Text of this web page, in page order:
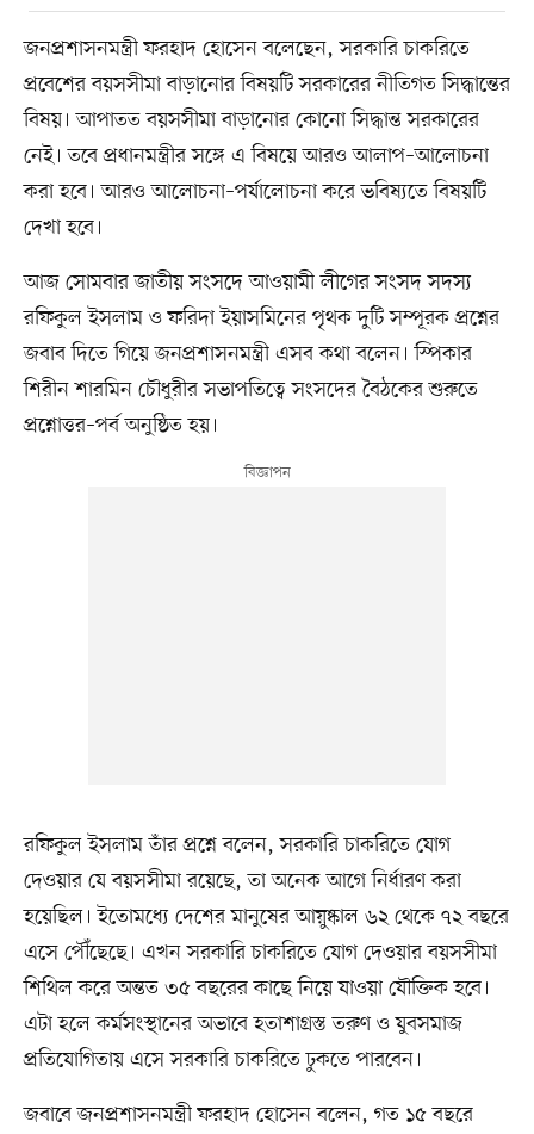
জনপ্রশাসনমন্ত্রী ফরহাদ হোসেন বলেছেন, সরকারি চাকরিতে
প্রবেশের বয়সসীমা বাড়ানোর বিষয়টি সরকারের নীতিগত সিদ্ধান্তের
বিষয়। আপাতত বয়সসীমা বাড়ানোর কোনো সিদ্ধান্ত সরকারের
নেই। তবে প্রধানমন্ত্রীর সঙ্গে এ বিষয়ে আরও আলাপ–আলোচনা
করা হবে। আরও আলোচনা–পর্যালোচনা করে ভবিষ্যতে বিষয়টি
দেখা হবে।
আজ সোমবার জাতীয় সংসদে আওয়ামী লীগের সংসদ সদস্য
রফিকুল ইসলাম ও ফরিদা ইয়াসমিনের পৃথক দুটি সম্পূরক প্রশ্নের
জবাব দিতে গিয়ে জনপ্রশাসনমন্ত্রী এসব কথা বলেন। স্পিকার
শিরীন শারমিন চৌধুরীর সভাপতিত্বে সংসদের বৈঠকের শুরুতে
প্রশ্নোত্তর–পর্ব অনুষ্ঠিত হয়।
রফিকুল ইসলাম তাঁর প্রশ্নে বলেন, সরকারি চাকরিতে যোগ
দেওয়ার যে বয়সসীমা রয়েছে, তা অনেক আগে নির্ধারণ করা
হয়েছিল। ইতোমধ্যে দেশের মানুষের আয়ুষ্কাল ৬২ থেকে ৭২ বছরে
এসে পৌঁছেছে। এখন সরকারি চাকরিতে যোগ দেওয়ার বয়সসীমা
শিথিল করে অন্তত ৩৫ বছরের কাছে নিয়ে যাওয়া যৌক্তিক হবে।
এটা হলে কর্মসংস্থানের অভাবে হতাশাগ্রস্ত তরুণ ও যুবসমাজ
প্রতিযোগিতায় এসে সরকারি চাকরিতে ঢুকতে পারবেন।
জবাবে জনপ্রশাসনমন্ত্রী ফরহাদ হোসেন বলেন, গত ১৫ বছরে